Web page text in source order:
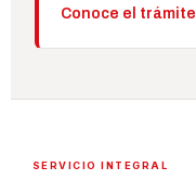
Conoce el trámite
SERVICIO INTEGRAL